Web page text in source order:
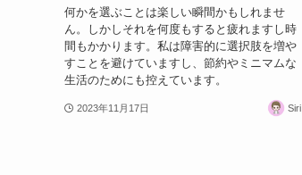
何かを選ぶことは楽しい瞬間かもしれませ
ん。しかしそれを何度もすると疲れますし時
間もかかります。私は障害的に選択肢を増や
すことを避けていますし、節約やミニマムな
生活のためにも控えています。
2023年11月17日 Siri